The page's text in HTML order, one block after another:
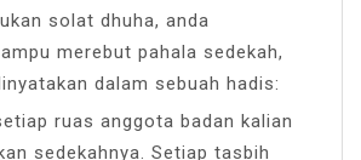
solat dhuha, anda
merebut pahala sedekah,
dalam sebuah hadis:
ruas anggota badan kalian
sedekahnya. Setiap tasbih